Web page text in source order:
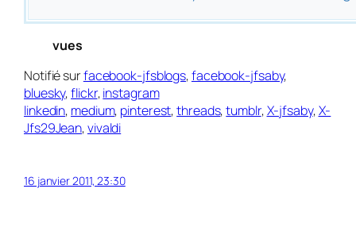
vues
Notifié surfacebook-jfsblogs,facebook-jfsaby,
bluesky,flickr,instagram
linkedin, medium, pinterest,threads,tumblr,X-jfsaby,X-
Jfs29Jean,vivaldi
16 janvier 2011, 23:30